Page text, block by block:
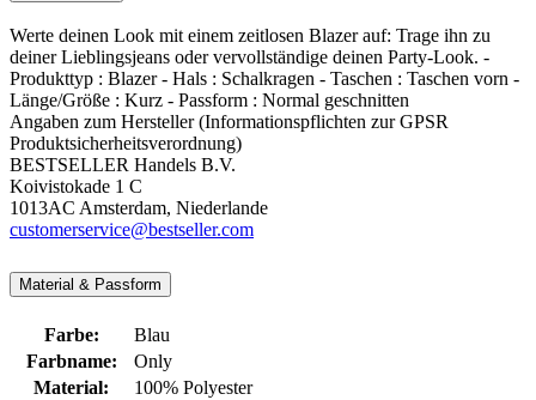
Werte deinen Look mit einem zeitlosen Blazer auf: Trage ihn zu
deiner Lieblingsjeans oder vervollständige deinen Party-Look. -
Produkttyp : Blazer - Hals : Schalkragen - Taschen : Taschen vorn -
Länge/Größe : Kurz - Passform : Normal geschnitten
Angaben zum Hersteller (Informationspflichten zur GPSR
Produktsicherheitsverordnung)
BESTSELLER Handels B.V.
Koivistokade 1 C
1013AC Amsterdam, Niederlande
customerservice@bestseller.com
Material & Passform
Farbe:
Blau
Farbname:
Only
Material:
100% Polyester